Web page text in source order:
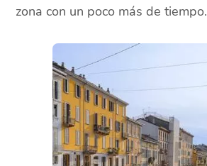
zona con un poco más de tiempo.